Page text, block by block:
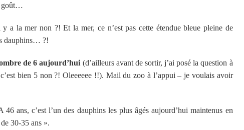
goût…
la mer non ?! Et la mer, ce n’est pas cette étendue bleue pleine de
dauphins… ?!
de 6 aujourd’hui (d’ailleurs avant de sortir, j’ai posé la question à
bien 5 non ?! Oleeeeee !!). Mail du zoo à l’appui – je voulais avoir
ans, c’est l’un des dauphins les plus âgés aujourd’hui maintenus en
30-35 ans ».